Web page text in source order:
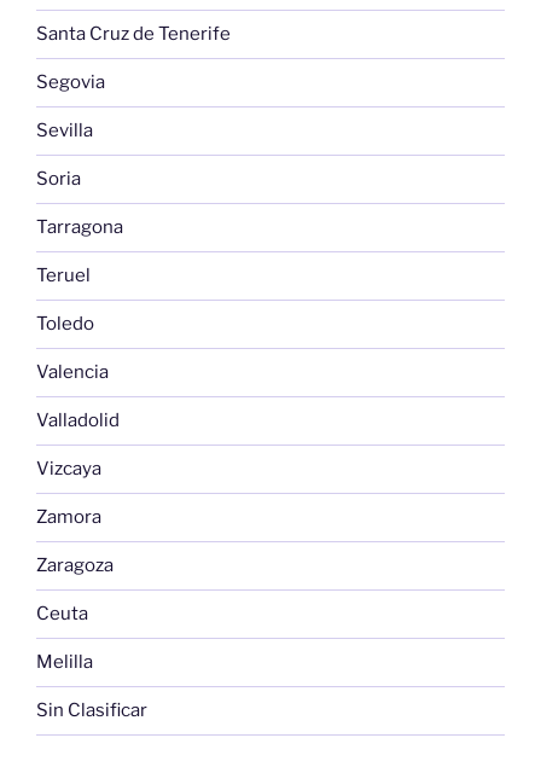
Santa Cruz de Tenerife
Segovia
Sevilla
Soria
Tarragona
Teruel
Toledo
Valencia
Valladolid
Vizcaya
Zamora
Zaragoza
Ceuta
Melilla
Sin Clasificar